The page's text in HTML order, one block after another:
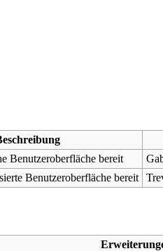
Benutzeroberfläche bereit
Benutzeroberfläche bereit